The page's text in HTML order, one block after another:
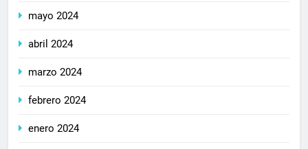
mayo 2024
abril 2024
marzo 2024
febrero 2024
enero 2024